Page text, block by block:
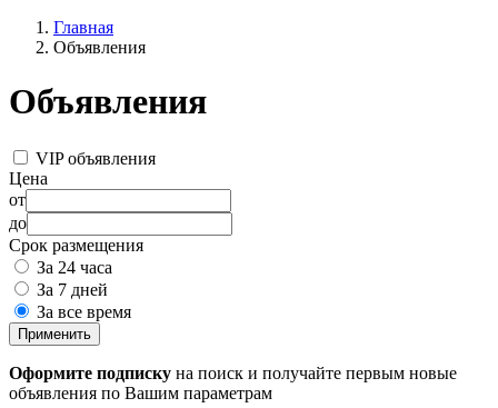
Главная
Объявления
Объявления
VIP объявления
Цена
от
до
Срок размещения
За 24 часа
За 7 дней
За все время
Применить
Оформите подписку на поиск и получайте первым новые
объявления по Вашим параметрам